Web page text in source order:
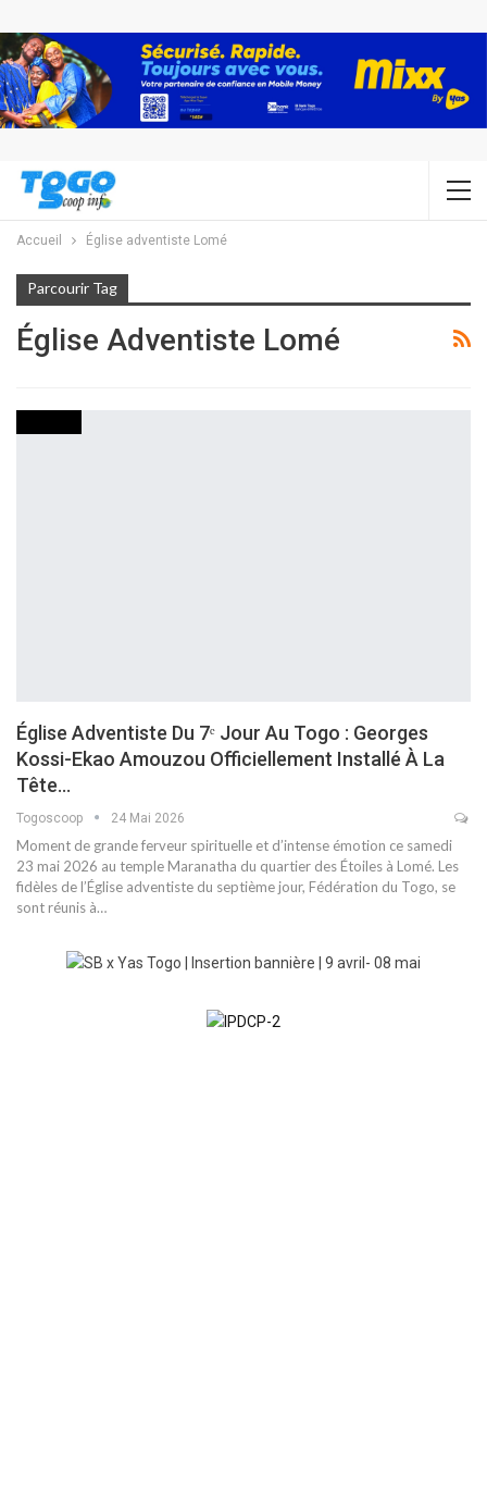
Accueil Église adventiste Lomé
Parcourir Tag
Église Adventiste Lomé
Église Adventiste Du 7ᵉ Jour Au Togo : Georges
Kossi-Ekao Amouzou Officiellement Installé À La
Tête…
Togoscoop 24 Mai 2026
Moment de grande ferveur spirituelle et d’intense émotion ce samedi
23 mai 2026 au temple Maranatha du quartier des Étoiles à Lomé. Les
fidèles de l’Église adventiste du septième jour, Fédération du Togo, se
sont réunis à…